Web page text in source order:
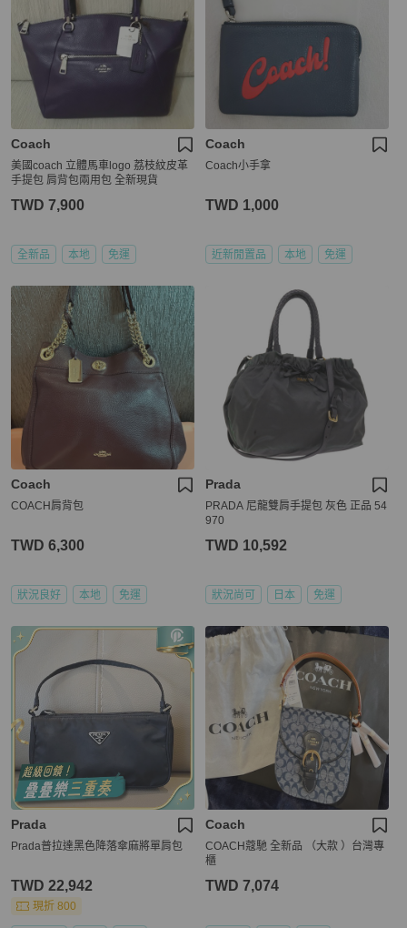
Coach
美國coach 立體馬車logo 荔枝紋皮革
手提包 肩背包兩用包 全新現貨
TWD 7,900
全新品 本地 免運
Coach
Coach小手拿
TWD 1,000
近新閒置品 本地 免運
Coach
COACH肩背包
TWD 6,300
狀況良好 本地 免運
Prada
PRADA 尼龍雙肩手提包 灰色 正品 54
970
TWD 10,592
狀況尚可 日本 免運
Prada
Prada普拉達黑色降落傘麻將單肩包
TWD 22,942
現折 800
Coach
COACH蔻馳 全新品 （大款 ）台灣專
櫃
TWD 7,074